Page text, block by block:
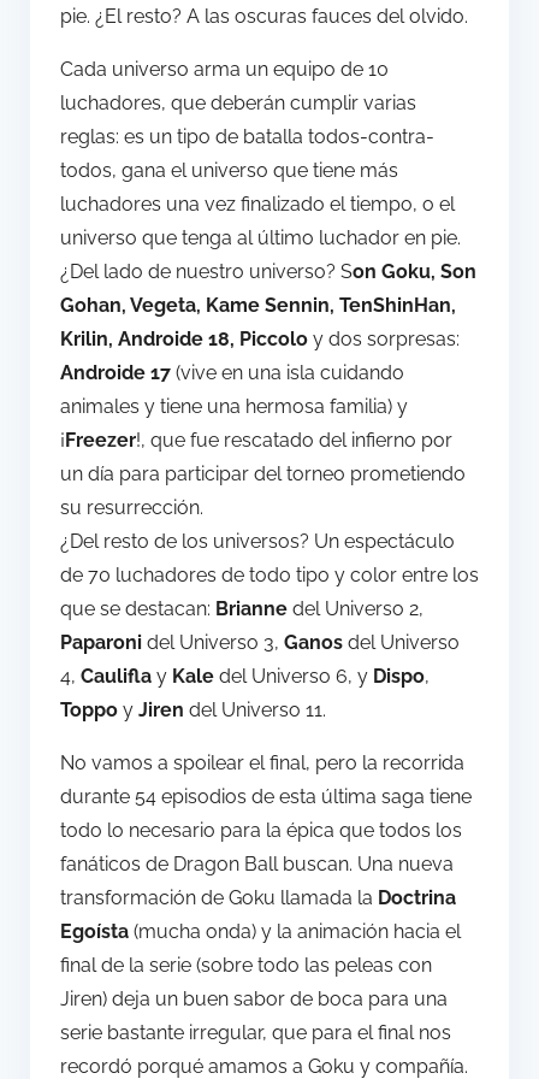
pie. ¿El resto? A las oscuras fauces del olvido.
Cada universo arma un equipo de 10
luchadores, que deberán cumplir varias
reglas: es un tipo de batalla todos-contra-
todos, gana el universo que tiene más
luchadores una vez finalizado el tiempo, o el
universo que tenga al último luchador en pie.
¿Del lado de nuestro universo? Son Goku, Son
Gohan, Vegeta, Kame Sennin, TenShinHan,
Krilin, Androide 18, Piccolo y dos sorpresas:
Androide 17 (vive en una isla cuidando
animales y tiene una hermosa familia) y
¡Freezer!, que fue rescatado del infierno por
un día para participar del torneo prometiendo
su resurrección.
¿Del resto de los universos? Un espectáculo
de 70 luchadores de todo tipo y color entre los
que se destacan: Brianne del Universo 2,
Paparoni del Universo 3, Ganos del Universo
4, Caulifla y Kale del Universo 6, y Dispo,
Toppo y Jiren del Universo 11.
No vamos a spoilear el final, pero la recorrida
durante 54 episodios de esta última saga tiene
todo lo necesario para la épica que todos los
fanáticos de Dragon Ball buscan. Una nueva
transformación de Goku llamada la Doctrina
Egoísta (mucha onda) y la animación hacia el
final de la serie (sobre todo las peleas con
Jiren) deja un buen sabor de boca para una
serie bastante irregular, que para el final nos
recordó porqué amamos a Goku y compañía.